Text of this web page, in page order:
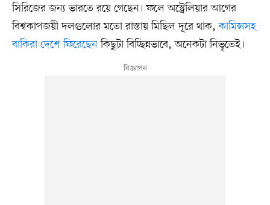
সিরিজের জন্য ভারতে রয়ে গেছেন। ফলে অস্ট্রেলিয়ার আগের
বিশ্বকাপজয়ী দলগুলোর মতো রাস্তায় মিছিল দূরে থাক,কামিন্সসহ
বাকিরা দেশে ফিরেছেনকিছুটা বিচ্ছিন্নভাবে, অনেকটা নিভৃতেই।